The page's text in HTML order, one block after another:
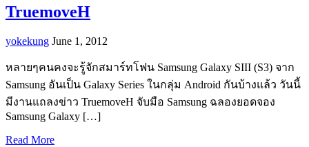
TruemoveH
yokekung June 1, 2012
หลายๆคนคงจะรู้จักสมาร์ทโฟน Samsung Galaxy SIII (S3) จาก
Samsung อันเป็น Galaxy Series ในกลุ่ม Android กันบ้างแล้ว วันนี้
มีงานแถลงข่าว TruemoveH จับมือ Samsung ฉลองยอดจอง
Samsung Galaxy […]
Read More